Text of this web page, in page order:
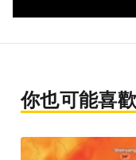
你也可能喜歡